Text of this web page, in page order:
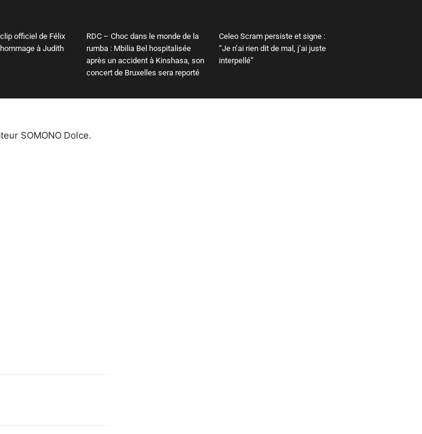
officiel de Félix
à Judith
RDC – Choc dans le monde de la
rumba : Mbilia Bel hospitalisée
après un accident à Kinshasa, son
concert de Bruxelles sera reporté
Celeo Scram persiste et signe :
“Je n’ai rien dit de mal, j’ai juste
interpellé”
SOMONO Dolce.